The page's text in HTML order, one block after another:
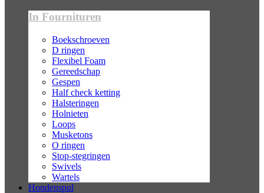
In Fournituren
Boekschroeven
D ringen
Flexibel Foam
Gereedschap
Gespen
Half check ketting
Halsteringen
Holnieten
Loops
Musketons
O ringen
Stop-stegringen
Swivels
Wartels
Hondenspul